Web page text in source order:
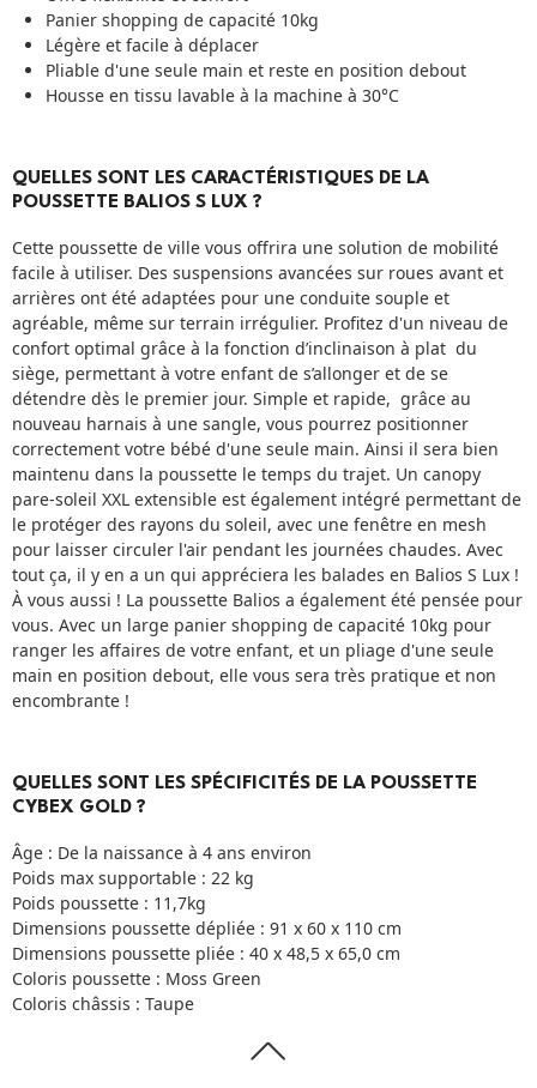
Panier shopping de capacité 10kg
Légère et facile à déplacer
Pliable d'une seule main et reste en position debout
Housse en tissu lavable à la machine à 30°C
QUELLES SONT LES CARACTÉRISTIQUES DE LA
POUSSETTE BALIOS S LUX ?
Cette poussette de ville vous offrira une solution de mobilité
facile à utiliser. Des suspensions avancées sur roues avant et
arrières ont été adaptées pour une conduite souple et
agréable, même sur terrain irrégulier. Profitez d'un niveau de
confort optimal grâce à la fonction d’inclinaison à plat du
siège, permettant à votre enfant de s’allonger et de se
détendre dès le premier jour. Simple et rapide, grâce au
nouveau harnais à une sangle, vous pourrez positionner
correctement votre bébé d'une seule main. Ainsi il sera bien
maintenu dans la poussette le temps du trajet. Un canopy
pare-soleil XXL extensible est également intégré permettant de
le protéger des rayons du soleil, avec une fenêtre en mesh
pour laisser circuler l'air pendant les journées chaudes. Avec
tout ça, il y en a un qui appréciera les balades en Balios S Lux !
À vous aussi ! La poussette Balios a également été pensée pour
vous. Avec un large panier shopping de capacité 10kg pour
ranger les affaires de votre enfant, et un pliage d'une seule
main en position debout, elle vous sera très pratique et non
encombrante !
QUELLES SONT LES SPÉCIFICITÉS DE LA POUSSETTE
CYBEX GOLD ?
Âge : De la naissance à 4 ans environ
Poids max supportable : 22 kg
Poids poussette : 11,7kg
Dimensions poussette dépliée : 91 x 60 x 110 cm
Dimensions poussette pliée : 40 x 48,5 x 65,0 cm
Coloris poussette : Moss Green
Coloris châssis : Taupe